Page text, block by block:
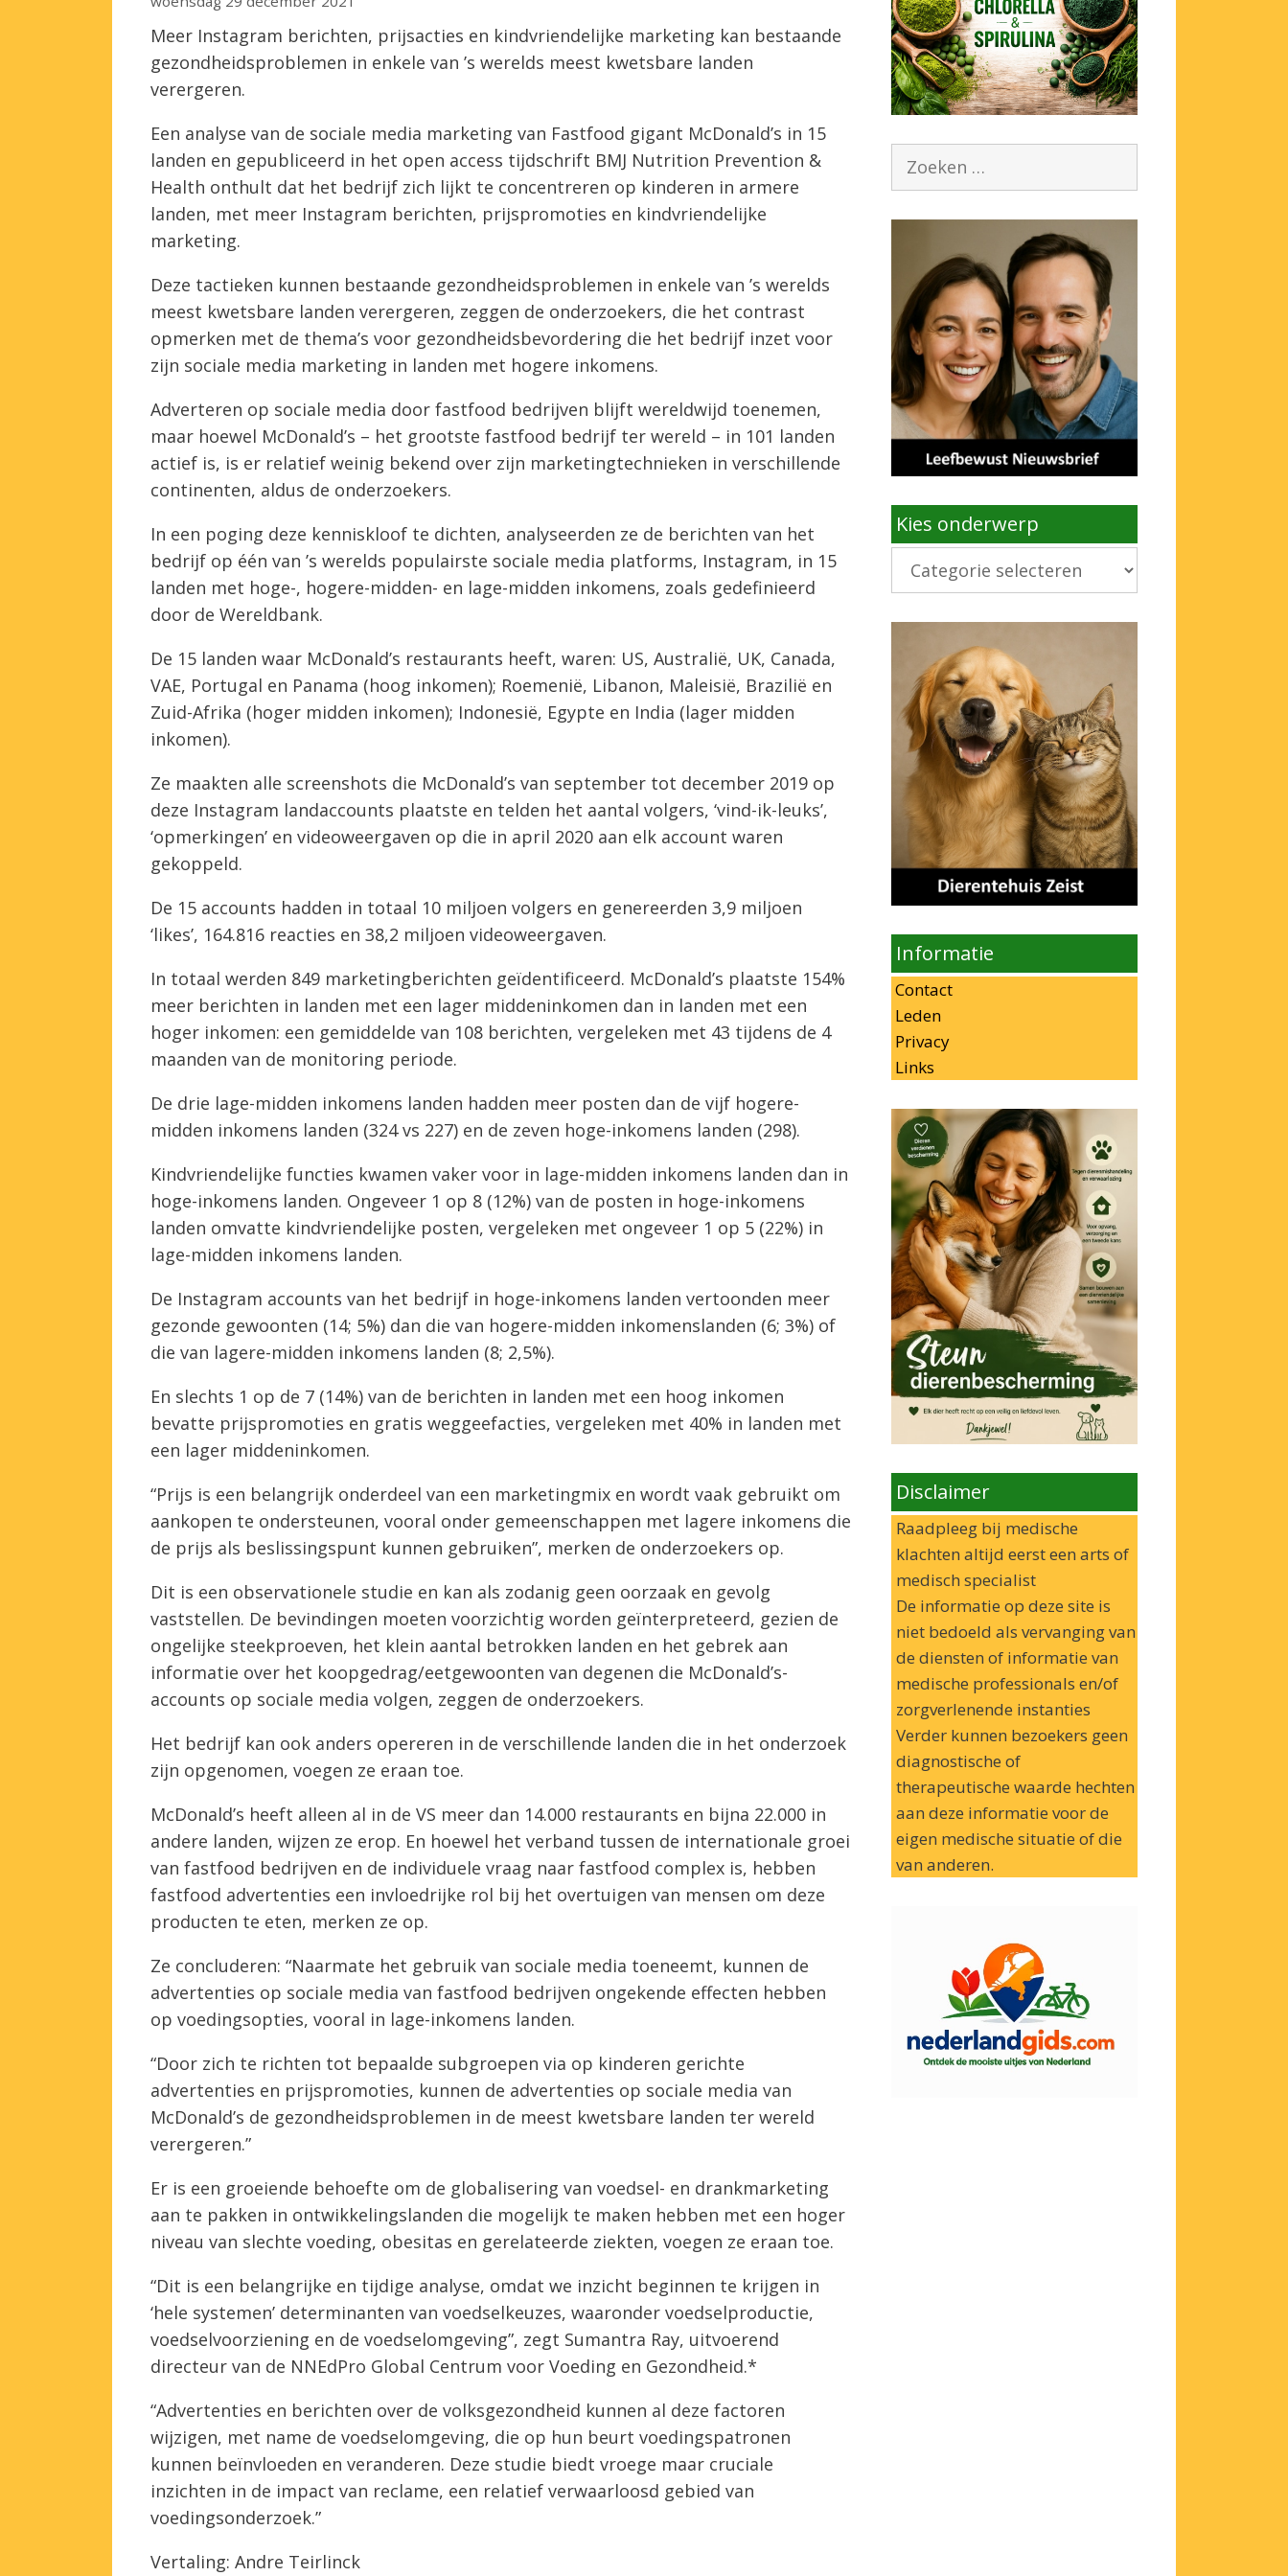
Meer Instagram berichten, prijsacties en kindvriendelijke marketing kan bestaande
gezondheidsproblemen in enkele van ’s werelds meest kwetsbare landen
verergeren.
Een analyse van de sociale media marketing van Fastfood gigant McDonald’s in 15
landen en gepubliceerd in het open access tijdschrift BMJ Nutrition Prevention &
Health onthult dat het bedrijf zich lijkt te concentreren op kinderen in armere
landen, met meer Instagram berichten, prijspromoties en kindvriendelijke
marketing.
Deze tactieken kunnen bestaande gezondheidsproblemen in enkele van ’s werelds
meest kwetsbare landen verergeren, zeggen de onderzoekers, die het contrast
opmerken met de thema’s voor gezondheidsbevordering die het bedrijf inzet voor
zijn sociale media marketing in landen met hogere inkomens.
Adverteren op sociale media door fastfood bedrijven blijft wereldwijd toenemen,
maar hoewel McDonald’s – het grootste fastfood bedrijf ter wereld – in 101 landen
actief is, is er relatief weinig bekend over zijn marketingtechnieken in verschillende
continenten, aldus de onderzoekers.
In een poging deze kenniskloof te dichten, analyseerden ze de berichten van het
bedrijf op één van ’s werelds populairste sociale media platforms, Instagram, in 15
landen met hoge-, hogere-midden- en lage-midden inkomens, zoals gedefinieerd
door de Wereldbank.
De 15 landen waar McDonald’s restaurants heeft, waren: US, Australië, UK, Canada,
VAE, Portugal en Panama (hoog inkomen); Roemenië, Libanon, Maleisië, Brazilië en
Zuid-Afrika (hoger midden inkomen); Indonesië, Egypte en India (lager midden
inkomen).
Ze maakten alle screenshots die McDonald’s van september tot december 2019 op
deze Instagram landaccounts plaatste en telden het aantal volgers, ‘vind-ik-leuks’,
‘opmerkingen’ en videoweergaven op die in april 2020 aan elk account waren
gekoppeld.
De 15 accounts hadden in totaal 10 miljoen volgers en genereerden 3,9 miljoen
‘likes’, 164.816 reacties en 38,2 miljoen videoweergaven.
In totaal werden 849 marketingberichten geïdentificeerd. McDonald’s plaatste 154%
meer berichten in landen met een lager middeninkomen dan in landen met een
hoger inkomen: een gemiddelde van 108 berichten, vergeleken met 43 tijdens de 4
maanden van de monitoring periode.
De drie lage-midden inkomens landen hadden meer posten dan de vijf hogere-
midden inkomens landen (324 vs 227) en de zeven hoge-inkomens landen (298).
Kindvriendelijke functies kwamen vaker voor in lage-midden inkomens landen dan in
hoge-inkomens landen. Ongeveer 1 op 8 (12%) van de posten in hoge-inkomens
landen omvatte kindvriendelijke posten, vergeleken met ongeveer 1 op 5 (22%) in
lage-midden inkomens landen.
De Instagram accounts van het bedrijf in hoge-inkomens landen vertoonden meer
gezonde gewoonten (14; 5%) dan die van hogere-midden inkomenslanden (6; 3%) of
die van lagere-midden inkomens landen (8; 2,5%).
En slechts 1 op de 7 (14%) van de berichten in landen met een hoog inkomen
bevatte prijspromoties en gratis weggeefacties, vergeleken met 40% in landen met
een lager middeninkomen.
“Prijs is een belangrijk onderdeel van een marketingmix en wordt vaak gebruikt om
aankopen te ondersteunen, vooral onder gemeenschappen met lagere inkomens die
de prijs als beslissingspunt kunnen gebruiken”, merken de onderzoekers op.
Dit is een observationele studie en kan als zodanig geen oorzaak en gevolg
vaststellen. De bevindingen moeten voorzichtig worden geïnterpreteerd, gezien de
ongelijke steekproeven, het klein aantal betrokken landen en het gebrek aan
informatie over het koopgedrag/eetgewoonten van degenen die McDonald’s-
accounts op sociale media volgen, zeggen de onderzoekers.
Het bedrijf kan ook anders opereren in de verschillende landen die in het onderzoek
zijn opgenomen, voegen ze eraan toe.
McDonald’s heeft alleen al in de VS meer dan 14.000 restaurants en bijna 22.000 in
andere landen, wijzen ze erop. En hoewel het verband tussen de internationale groei
van fastfood bedrijven en de individuele vraag naar fastfood complex is, hebben
fastfood advertenties een invloedrijke rol bij het overtuigen van mensen om deze
producten te eten, merken ze op.
Ze concluderen: “Naarmate het gebruik van sociale media toeneemt, kunnen de
advertenties op sociale media van fastfood bedrijven ongekende effecten hebben
op voedingsopties, vooral in lage-inkomens landen.
“Door zich te richten tot bepaalde subgroepen via op kinderen gerichte
advertenties en prijspromoties, kunnen de advertenties op sociale media van
McDonald’s de gezondheidsproblemen in de meest kwetsbare landen ter wereld
verergeren.”
Er is een groeiende behoefte om de globalisering van voedsel- en drankmarketing
aan te pakken in ontwikkelingslanden die mogelijk te maken hebben met een hoger
niveau van slechte voeding, obesitas en gerelateerde ziekten, voegen ze eraan toe.
“Dit is een belangrijke en tijdige analyse, omdat we inzicht beginnen te krijgen in
‘hele systemen’ determinanten van voedselkeuzes, waaronder voedselproductie,
voedselvoorziening en de voedselomgeving”, zegt Sumantra Ray, uitvoerend
directeur van de NNEdPro Global Centrum voor Voeding en Gezondheid.*
“Advertenties en berichten over de volksgezondheid kunnen al deze factoren
wijzigen, met name de voedselomgeving, die op hun beurt voedingspatronen
kunnen beïnvloeden en veranderen. Deze studie biedt vroege maar cruciale
inzichten in de impact van reclame, een relatief verwaarloosd gebied van
voedingsonderzoek.”
Vertaling: Andre Teirlinck
Zoek
Kies onderwerp
Kies
onderwerp
Informatie
Contact
Leden
Privacy
Links
Disclaimer
Raadpleeg bij medische
klachten altijd eerst een arts of
medisch specialist
De informatie op deze site is
niet bedoeld als vervanging van
de diensten of informatie van
medische professionals en/of
zorgverlenende instanties
Verder kunnen bezoekers geen
diagnostische of
therapeutische waarde hechten
aan deze informatie voor de
eigen medische situatie of die
van anderen.